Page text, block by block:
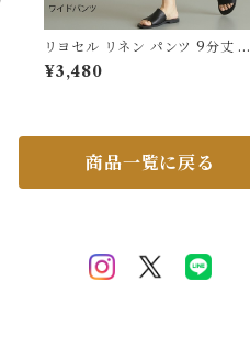
リヨセル リネン パンツ 9分丈 ワ
イドパンツ ゆったり 5色展開 リ
ネンパンツ 麻 リネン パンツ レデ
¥3,480
商品一覧に戻る